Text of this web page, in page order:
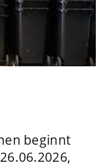
beginnt